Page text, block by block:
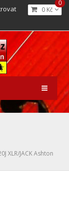
0 Kč
0
XLR/JACK Ashton